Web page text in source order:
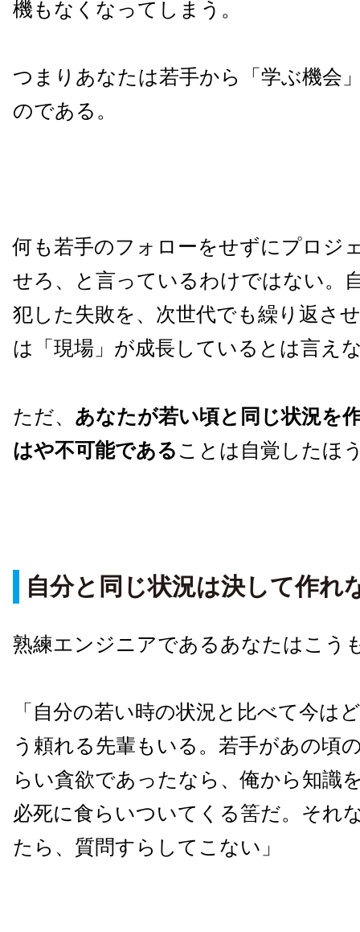
機もなくなってしまう。
つまりあなたは若手から「学ぶ機会
のである。
何も若手のフォローをせずにプロジ
せろ、と言っているわけではない。
犯した失敗を、次世代でも繰り返さ
は「現場」が成長しているとは言え
ただ、 あなたが若い頃と同じ状況を
はや不可能である ことは自覚したほ
自分と同じ状況は決して作れ
熟練エンジニアであるあなたはこう
「自分の若い時の状況と比べて今は
う頼れる先輩もいる。若手があの頃
らい貪欲であったなら、俺から知識
必死に食らいついてくる筈だ。それ
たら、質問すらしてこない」